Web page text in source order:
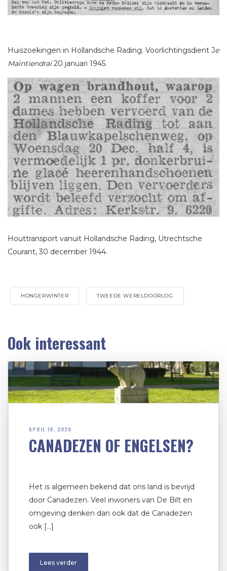
Huiszoekingen in Hollandsche Rading. Voorlichtingsdient Je
Maintiendrai20 januari 1945.
Houttransport vanuit Hollandsche Rading, Utrechtsche
Courant, 30 december 1944.
HONGERWINTER TWEEDE WERELDOORLOG
Ook interessant
APRIL 18, 2020
CANADEZEN OF ENGELSEN?
Het is algemeen bekend dat ons land is bevrijd
door Canadezen. Veel inwoners van De Bilt en
omgeving denken dan ook dat de Canadezen
ook […]
Lees verder